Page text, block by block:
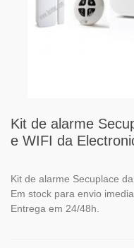
Kit de alarme
e WIFI da
Kit de alarme Secuplace
Em stock para envio
Entrega em 24/48h.